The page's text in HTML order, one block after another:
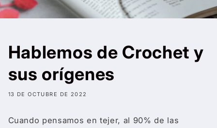
Hablemos de Crochet y
sus orígenes
13 DE OCTUBRE DE 2022
Cuando pensamos en tejer, al 90% de las